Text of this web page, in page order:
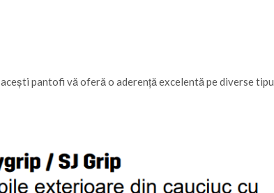
acești pantofi vă oferă o aderență excelentă pe diverse